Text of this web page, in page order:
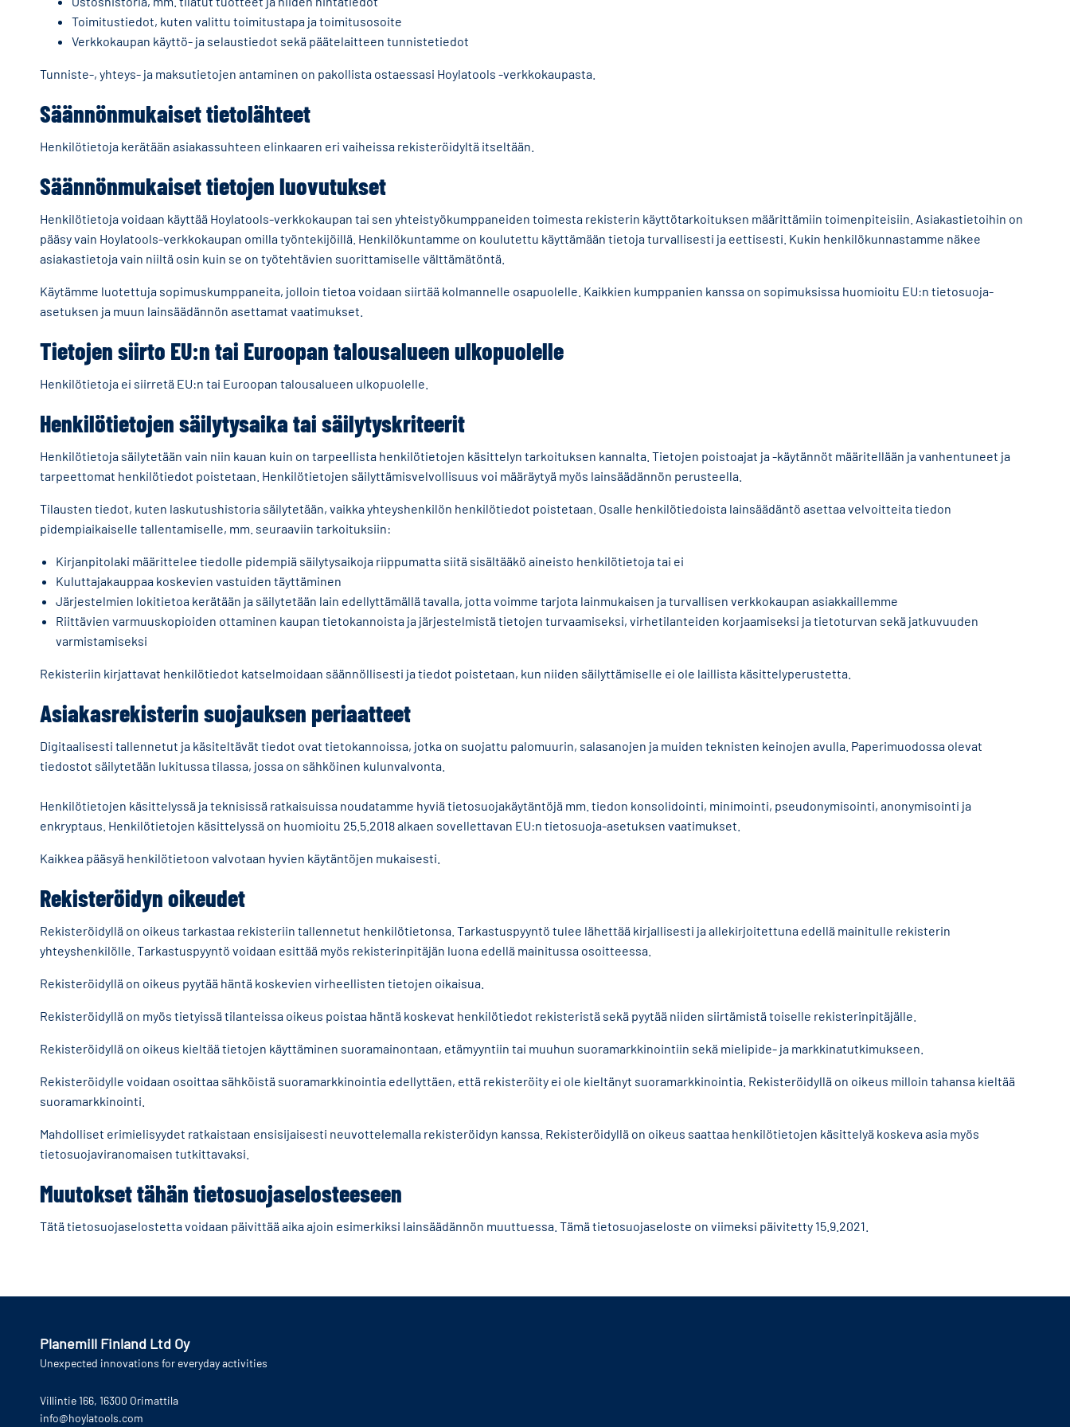
Toimitustiedot, kuten valittu toimitustapa ja toimitusosoite
Verkkokaupan käyttö- ja selaustiedot sekä päätelaitteen tunnistetiedot
Tunniste-, yhteys- ja maksutietojen antaminen on pakollista ostaessasi Hoylatools -verkkokaupasta.
Säännönmukaiset tietolähteet
Henkilötietoja kerätään asiakassuhteen elinkaaren eri vaiheissa rekisteröidyltä itseltään.
Säännönmukaiset tietojen luovutukset
Henkilötietoja voidaan käyttää Hoylatools-verkkokaupan tai sen yhteistyökumppaneiden toimesta rekisterin käyttötarkoituksen määrittämiin toimenpiteisiin. Asiakastietoihin on
pääsy vain Hoylatools-verkkokaupan omilla työntekijöillä. Henkilökuntamme on koulutettu käyttämään tietoja turvallisesti ja eettisesti. Kukin henkilökunnastamme näkee
asiakastietoja vain niiltä osin kuin se on työtehtävien suorittamiselle välttämätöntä.
Käytämme luotettuja sopimuskumppaneita, jolloin tietoa voidaan siirtää kolmannelle osapuolelle. Kaikkien kumppanien kanssa on sopimuksissa huomioitu EU:n tietosuoja-
asetuksen ja muun lainsäädännön asettamat vaatimukset.
Tietojen siirto EU:n tai Euroopan talousalueen ulkopuolelle
Henkilötietoja ei siirretä EU:n tai Euroopan talousalueen ulkopuolelle.
Henkilötietojen säilytysaika tai säilytyskriteerit
Henkilötietoja säilytetään vain niin kauan kuin on tarpeellista henkilötietojen käsittelyn tarkoituksen kannalta. Tietojen poistoajat ja -käytännöt määritellään ja vanhentuneet ja
tarpeettomat henkilötiedot poistetaan. Henkilötietojen säilyttämisvelvollisuus voi määräytyä myös lainsäädännön perusteella.
Tilausten tiedot, kuten laskutushistoria säilytetään, vaikka yhteyshenkilön henkilötiedot poistetaan. Osalle henkilötiedoista lainsäädäntö asettaa velvoitteita tiedon
pidempiaikaiselle tallentamiselle, mm. seuraaviin tarkoituksiin:
Kirjanpitolaki määrittelee tiedolle pidempiä säilytysaikoja riippumatta siitä sisältääkö aineisto henkilötietoja tai ei
Kuluttajakauppaa koskevien vastuiden täyttäminen
Järjestelmien lokitietoa kerätään ja säilytetään lain edellyttämällä tavalla, jotta voimme tarjota lainmukaisen ja turvallisen verkkokaupan asiakkaillemme
Riittävien varmuuskopioiden ottaminen kaupan tietokannoista ja järjestelmistä tietojen turvaamiseksi, virhetilanteiden korjaamiseksi ja tietoturvan sekä jatkuvuuden
varmistamiseksi
Rekisteriin kirjattavat henkilötiedot katselmoidaan säännöllisesti ja tiedot poistetaan, kun niiden säilyttämiselle ei ole laillista käsittelyperustetta.
Asiakasrekisterin suojauksen periaatteet
Digitaalisesti tallennetut ja käsiteltävät tiedot ovat tietokannoissa, jotka on suojattu palomuurin, salasanojen ja muiden teknisten keinojen avulla. Paperimuodossa olevat
tiedostot säilytetään lukitussa tilassa, jossa on sähköinen kulunvalvonta.
Henkilötietojen käsittelyssä ja teknisissä ratkaisuissa noudatamme hyviä tietosuojakäytäntöjä mm. tiedon konsolidointi, minimointi, pseudonymisointi, anonymisointi ja
enkryptaus. Henkilötietojen käsittelyssä on huomioitu 25.5.2018 alkaen sovellettavan EU:n tietosuoja-asetuksen vaatimukset.
Kaikkea pääsyä henkilötietoon valvotaan hyvien käytäntöjen mukaisesti.
Rekisteröidyn oikeudet
Rekisteröidyllä on oikeus tarkastaa rekisteriin tallennetut henkilötietonsa. Tarkastuspyyntö tulee lähettää kirjallisesti ja allekirjoitettuna edellä mainitulle rekisterin
yhteyshenkilölle. Tarkastuspyyntö voidaan esittää myös rekisterinpitäjän luona edellä mainitussa osoitteessa.
Rekisteröidyllä on oikeus pyytää häntä koskevien virheellisten tietojen oikaisua.
Rekisteröidyllä on myös tietyissä tilanteissa oikeus poistaa häntä koskevat henkilötiedot rekisteristä sekä pyytää niiden siirtämistä toiselle rekisterinpitäjälle.
Rekisteröidyllä on oikeus kieltää tietojen käyttäminen suoramainontaan, etämyyntiin tai muuhun suoramarkkinointiin sekä mielipide- ja markkinatutkimukseen.
Rekisteröidylle voidaan osoittaa sähköistä suoramarkkinointia edellyttäen, että rekisteröity ei ole kieltänyt suoramarkkinointia. Rekisteröidyllä on oikeus milloin tahansa kieltää
suoramarkkinointi.
Mahdolliset erimielisyydet ratkaistaan ensisijaisesti neuvottelemalla rekisteröidyn kanssa. Rekisteröidyllä on oikeus saattaa henkilötietojen käsittelyä koskeva asia myös
tietosuojaviranomaisen tutkittavaksi.
Muutokset tähän tietosuojaselosteeseen
Tätä tietosuojaselostetta voidaan päivittää aika ajoin esimerkiksi lainsäädännön muuttuessa. Tämä tietosuojaseloste on viimeksi päivitetty 15.9.2021.
Planemill Finland Ltd Oy
Unexpected innovations for everyday activities
Villintie 166, 16300 Orimattila
info@hoylatools.com